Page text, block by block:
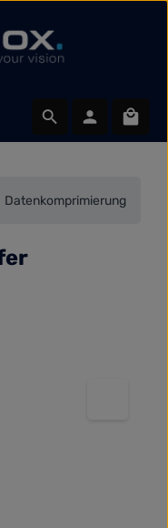
Datenkomprimierung
5 Sternen